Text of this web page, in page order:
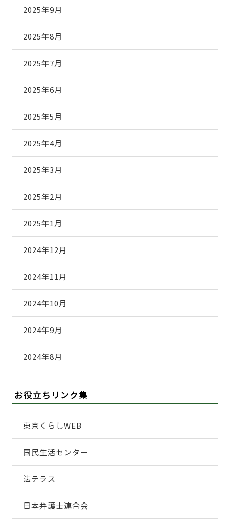
2025年9月
2025年8月
2025年7月
2025年6月
2025年5月
2025年4月
2025年3月
2025年2月
2025年1月
2024年12月
2024年11月
2024年10月
2024年9月
2024年8月
お役立ちリンク集
東京くらしWEB
国民生活センター
法テラス
日本弁護士連合会